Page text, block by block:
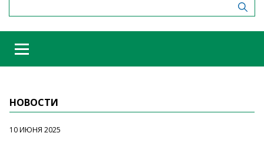
НОВОСТИ
10 ИЮНЯ 2025